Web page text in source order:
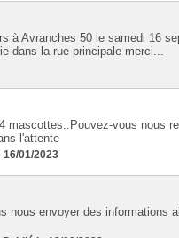
à Avranches 50 le samedi 16
dans la rue principale merci...
mascottes..Pouvez-vous nous
l'attente
01/2023
nous envoyer des informations